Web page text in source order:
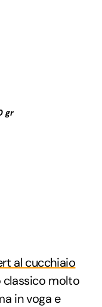
gr
al cucchiaio
classico molto
in voga e